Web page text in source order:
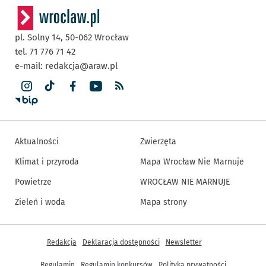
pl. Solny 14, 50-062 Wrocław
tel. 71 776 71 42
e-mail: redakcja@araw.pl
Aktualności
Klimat i przyroda
Powietrze
Zieleń i woda
Zwierzęta
Mapa Wrocław Nie Marnuje
WROCŁAW NIE MARNUJE
Mapa strony
Inne informacje
Redakcja Deklaracja dostępności Newsletter